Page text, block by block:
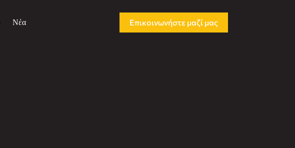
Νέα Επικοινωνήστε μαζί μας